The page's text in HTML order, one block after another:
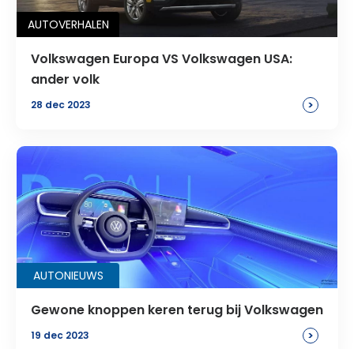
AUTOVERHALEN
Volkswagen Europa VS Volkswagen USA:
ander volk
28 dec 2023 >
AUTONIEUWS
Gewone knoppen keren terug bij Volkswagen
19 dec 2023 >